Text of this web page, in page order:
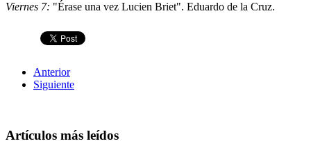
Viernes 7: "Érase una vez Lucien Briet". Eduardo de la Cruz.
Anterior
Siguiente
Artículos más leídos